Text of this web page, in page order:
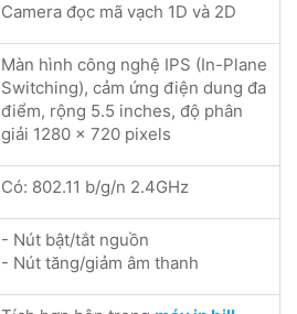
Camera đọc mã vạch 1D và 2D
Màn hình công nghệ IPS (In-Plane
Switching), cảm ứng điện dung đa
điểm, rộng 5.5 inches, độ phân
giải 1280 x 720 pixels
Có: 802.11 b/g/n 2.4GHz
- Nút bật/tắt nguồn
- Nút tăng/giảm âm thanh